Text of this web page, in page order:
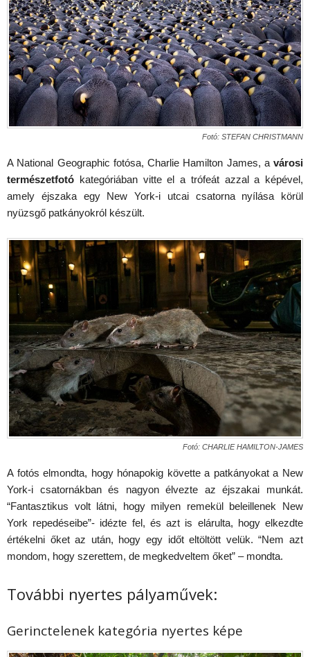
Fotó: STEFAN CHRISTMANN
A National Geographic fotósa, Charlie Hamilton James, a városi
természetfotó kategóriában vitte el a trófeát azzal a képével,
amely éjszaka egy New York-i utcai csatorna nyílása körül
nyüzsgő patkányokról készült.
Fotó: CHARLIE HAMILTON-JAMES
A fotós elmondta, hogy hónapokig követte a patkányokat a New
York-i csatornákban és nagyon élvezte az éjszakai munkát.
“Fantasztikus volt látni, hogy milyen remekül beleillenek New
York repedéseibe”- idézte fel, és azt is elárulta, hogy elkezdte
értékelni őket az után, hogy egy időt eltöltött velük. “Nem azt
mondom, hogy szerettem, de megkedveltem őket” – mondta.
További nyertes pályaművek:
Gerinctelenek kategória nyertes képe